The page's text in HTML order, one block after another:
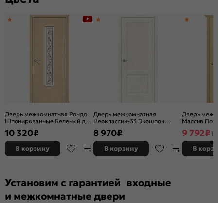
Дверь межкомнатная Рондо
Шпонированные Беленый дуб,
остекленная, сатинат белый
художественный, каркасно-
щитовая
10 320₽
В корзину
Дверь межкомнатная
Неоклассик-33 Экошпон
Nordic Oak, остекленная,
white сrystal, кромка нет,
филенчатая
8 970₽
В корзину
Дверь
Массив Под
без
9 792₽
В
Установим с гарантией входные
и межкомнатные двери